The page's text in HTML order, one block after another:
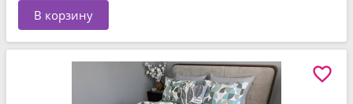
В корзину